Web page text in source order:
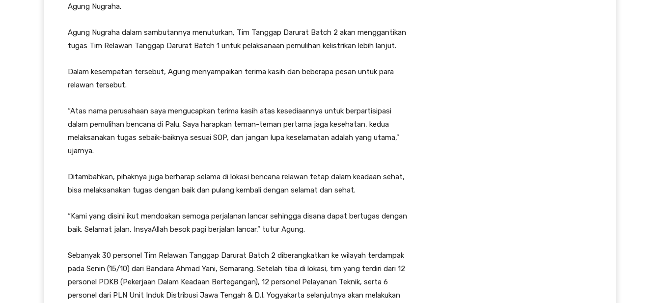
Agung Nugraha.
Agung Nugraha dalam sambutannya menuturkan, Tim Tanggap Darurat Batch 2 akan menggantikan
tugas Tim Relawan Tanggap Darurat Batch 1 untuk pelaksanaan pemulihan kelistrikan lebih lanjut.
Dalam kesempatan tersebut, Agung menyampaikan terima kasih dan beberapa pesan untuk para
relawan tersebut.
“Atas nama perusahaan saya mengucapkan terima kasih atas kesediaannya untuk berpartisipasi
dalam pemulihan bencana di Palu. Saya harapkan teman-teman pertama jaga kesehatan, kedua
melaksanakan tugas sebaik-baiknya sesuai SOP, dan jangan lupa keselamatan adalah yang utama,”
ujarnya.
Ditambahkan, pihaknya juga berharap selama di lokasi bencana relawan tetap dalam keadaan sehat,
bisa melaksanakan tugas dengan baik dan pulang kembali dengan selamat dan sehat.
“Kami yang disini ikut mendoakan semoga perjalanan lancar sehingga disana dapat bertugas dengan
baik. Selamat jalan, InsyaAllah besok pagi berjalan lancar,” tutur Agung.
Sebanyak 30 personel Tim Relawan Tanggap Darurat Batch 2 diberangkatkan ke wilayah terdampak
pada Senin (15/10) dari Bandara Ahmad Yani, Semarang. Setelah tiba di lokasi, tim yang terdiri dari 12
personel PDKB (Pekerjaan Dalam Keadaan Bertegangan), 12 personel Pelayanan Teknik, serta 6
personel dari PLN Unit Induk Distribusi Jawa Tengah & D.I. Yogyakarta selanjutnya akan melakukan